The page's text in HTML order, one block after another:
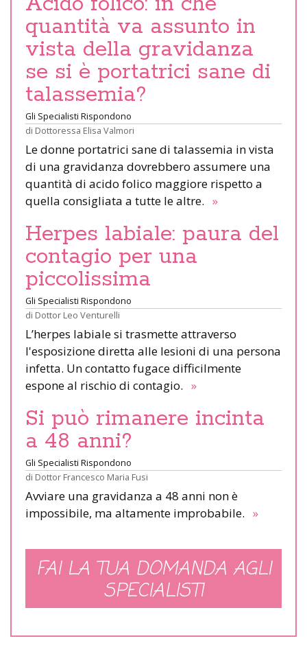
quantità va assunto in
vista della gravidanza
se si è portatrici sane di
talassemia?
Gli Specialisti Rispondono
di Dottoressa Elisa Valmori
Le donne portatrici sane di talassemia in vista
di una gravidanza dovrebbero assumere una
quantità di acido folico maggiore rispetto a
quella consigliata a tutte le altre. »
Herpes labiale: paura del
contagio per una
piccolissima
Gli Specialisti Rispondono
di Dottor Leo Venturelli
L’herpes labiale si trasmette attraverso
l'esposizione diretta alle lesioni di una persona
infetta. Un contatto fugace difficilmente
espone al rischio di contagio. »
Si può rimanere incinta
a 48 anni?
Gli Specialisti Rispondono
di Dottor Francesco Maria Fusi
Avviare una gravidanza a 48 anni non è
impossibile, ma altamente improbabile. »
FAI LA TUA DOMANDA AGLI
SPECIALISTI